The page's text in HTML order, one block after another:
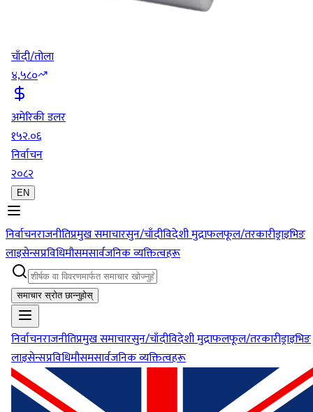
चाँदी/तोला
४,५८०
अमेरिकी डलर
१५२.०६
निर्वाचन
२०८२
EN
निर्वाचनराजनीतिप्रमुख समाचारसुन/चाँदीविदेशी मुद्राफलफूल/तरकारीड्राइभिङ
लाइसेन्सप्रविधिमौसमसार्वजनिक व्यक्तित्वहरू
समाचार स्रोत छान्नुहोस्
निर्वाचनराजनीतिप्रमुख समाचारसुन/चाँदीविदेशी मुद्राफलफूल/तरकारीड्राइभिङ
लाइसेन्सप्रविधिमौसमसार्वजनिक व्यक्तित्वहरू